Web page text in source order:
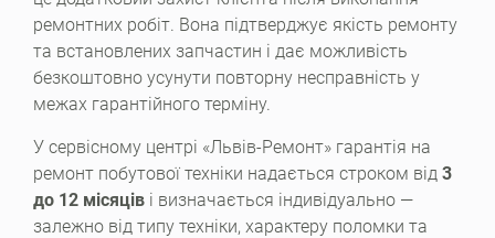
ремонтних робіт. Вона підтверджує якість ремонту
та встановлених запчастин і дає можливість
безкоштовно усунути повторну несправність у
межах гарантійного терміну.
У сервісному центрі «Львів-Ремонт» гарантія на
ремонт побутової техніки надається строком від 3
до 12 місяців і визначається індивідуально —
залежно від типу техніки, характеру поломки та